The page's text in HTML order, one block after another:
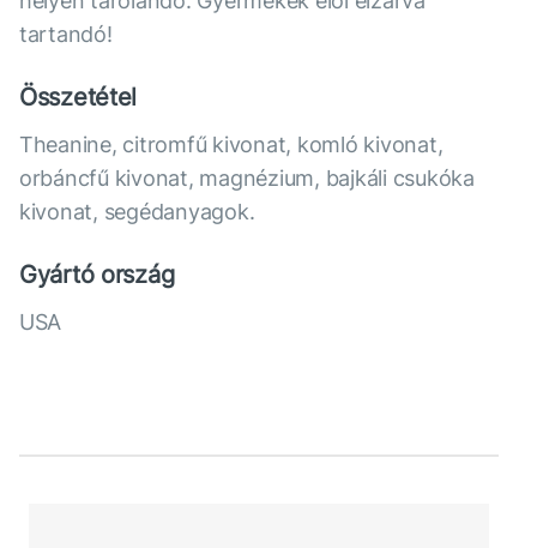
tartandó!
Összetétel
Theanine, citromfű kivonat, komló kivonat,
orbáncfű kivonat, magnézium, bajkáli csukóka
kivonat, segédanyagok.
Gyártó ország
USA